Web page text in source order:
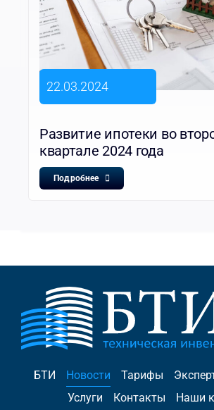
22.03.2024
Развитие ипотеки во
квартале 2024 года
Подробнее
БТИ Новости Тарифы
Услуги
Контакты Наши